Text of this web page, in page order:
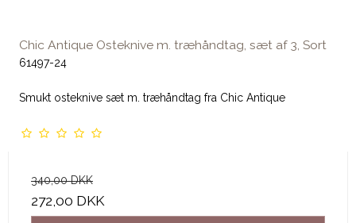
Chic Antique Osteknive m. træhåndtag, sæt af 3, Sort
61497-24
Smukt osteknive sæt m. træhåndtag fra Chic Antique
340,00 DKK
272,00 DKK